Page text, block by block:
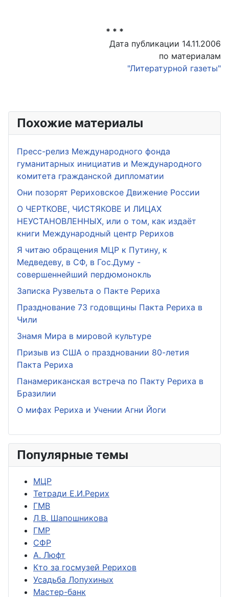
* * *
Дата публикации 14.11.2006
по материалам
"Литературной газеты"
Похожие материалы
Пресс-релиз Международного фонда
гуманитарных инициатив и Международного
комитета гражданской дипломатии
Они позорят Рериховское Движение России
О ЧЕРТКОВЕ, ЧИСТЯКОВЕ И ЛИЦАХ
НЕУСТАНОВЛЕННЫХ, или о том, как издаёт
книги Международный центр Рерихов
Я читаю обращения МЦР к Путину, к
Медведеву, в СФ, в Гос.Думу -
совершеннейший пердюмонокль
Записка Рузвельта о Пакте Рериха
Празднование 73 годовщины Пакта Рериха в
Чили
Знамя Мира в мировой культуре
Призыв из США о праздновании 80-летия
Пакта Рериха
Панамериканская встреча по Пакту Рериха в
Бразилии
О мифах Рериха и Учении Агни Йоги
Популярные темы
МЦР
Тетради Е.И.Рерих
ГМВ
Л.В. Шапошникова
ГМР
СФР
А. Люфт
Кто за госмузей Рерихов
Усадьба Лопухиных
Мастер-банк